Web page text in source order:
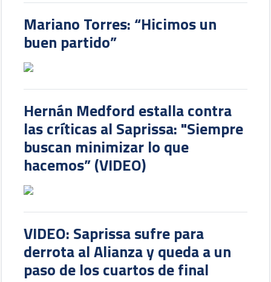
Mariano Torres: “Hicimos un
buen partido”
Hernán Medford estalla contra
las críticas al Saprissa: "Siempre
buscan minimizar lo que
hacemos” (VIDEO)
VIDEO: Saprissa sufre para
derrota al Alianza y queda a un
paso de los cuartos de final